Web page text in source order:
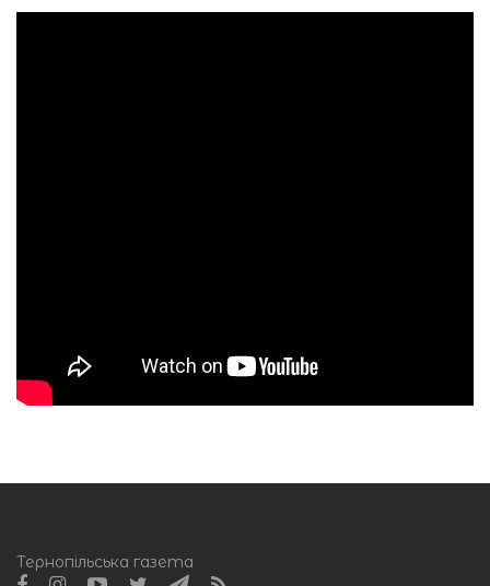
Тернопільська газета